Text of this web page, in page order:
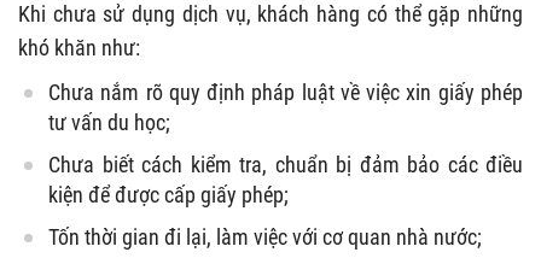
Khi chưa sử dụng dịch vụ, khách hàng có thể gặp những
khó khăn như:
Chưa nắm rõ quy định pháp luật về việc xin giấy phép
tư vấn du học;
Chưa biết cách kiểm tra, chuẩn bị đảm bảo các điều
kiện để được cấp giấy phép;
Tốn thời gian đi lại, làm việc với cơ quan nhà nước;